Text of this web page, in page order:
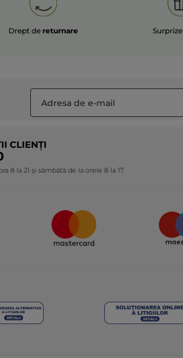
Drept de returnare Surprize
CLIENȚI
8 la 21 și sâmbătă de la orele 8 la 17.